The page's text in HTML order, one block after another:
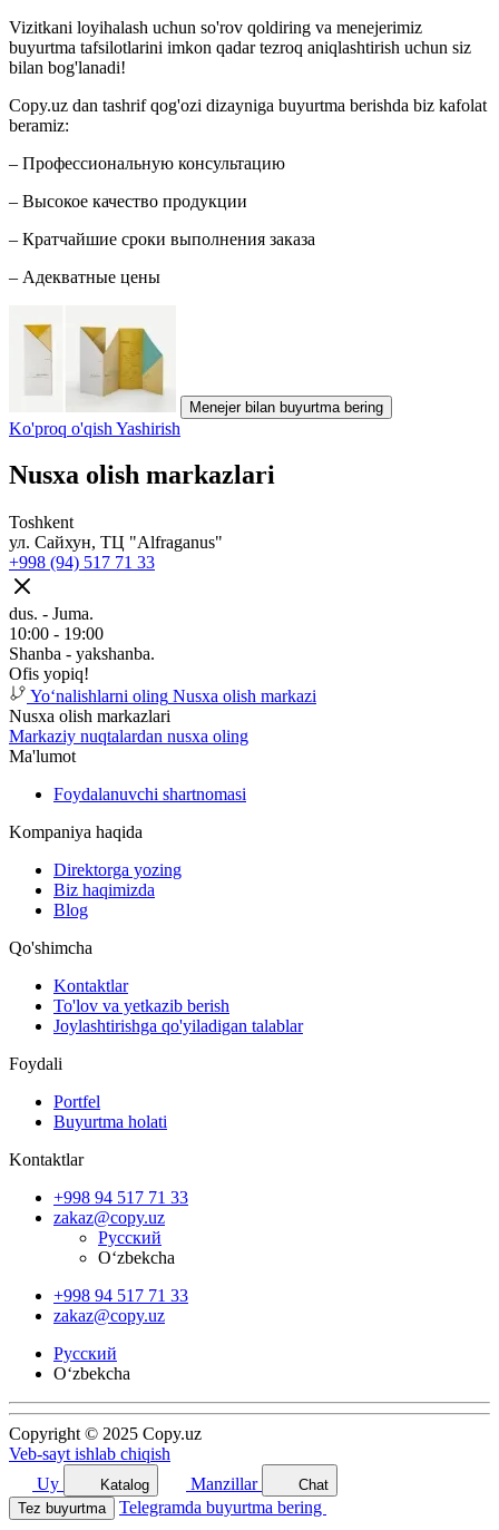
Vizitkani loyihalash uchun so'rov qoldiring va menejerimiz
buyurtma tafsilotlarini imkon qadar tezroq aniqlashtirish uchun siz
bilan bog'lanadi!
Copy.uz dan tashrif qog'ozi dizayniga buyurtma berishda biz kafolat
beramiz:
– Профессиональную консультацию
– Высокое качество продукции
– Кратчайшие сроки выполнения заказа
– Адекватные цены
Menejer bilan buyurtma bering
Ko'proq o'qish Yashirish
Nusxa olish markazlari
Toshkent
ул. Сайхун, ТЦ "Alfraganus"
+998 (94) 517 71 33
dus. - Juma.
10:00 - 19:00
Shanba - yakshanba.
Ofis yopiq!
Yoʻnalishlarni oling Nusxa olish markazi
Nusxa olish markazlari
Markaziy nuqtalardan nusxa oling
Ma'lumot
Foydalanuvchi shartnomasi
Kompaniya haqida
Direktorga yozing
Biz haqimizda
Blog
Qo'shimcha
Kontaktlar
To'lov va yetkazib berish
Joylashtirishga qo'yiladigan talablar
Foydali
Portfel
Buyurtma holati
Kontaktlar
+998 94 517 71 33
zakaz@copy.uz
Русский
O‘zbekcha
+998 94 517 71 33
zakaz@copy.uz
Русский
O‘zbekcha
Copyright © 2025 Copy.uz
Veb-sayt ishlab chiqish
Uy
Katalog Manzillar
Chat
Tez buyurtma
Telegramda buyurtma bering